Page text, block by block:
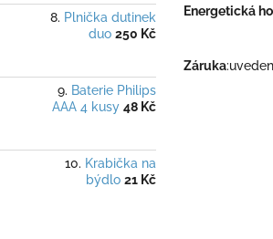
Plnička dutinek
duo 250 Kč
Baterie Philips
AAA 4 kusy 48 Kč
Krabička na
býdlo 21 Kč
Energetická
Záruka